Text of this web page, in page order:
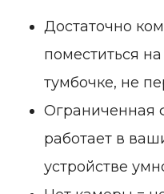
Достаточно
поместиться
тумбочке, не
Ограниченная
работает в
устройстве